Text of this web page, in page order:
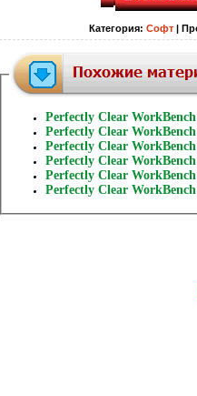
Категория: Софт|
Perfectly Clear
Perfectly Clear
Perfectly Clear
Perfectly Clear
Perfectly Clear
Perfectly Clear